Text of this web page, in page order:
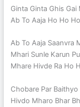
Ginta Ginta Ghis Gai
Ab To Aaja Ho Ho
Ab To Aaja Saanvra
Mhari Sunle Karun
Mhare Hivde Ra
Chobare Par
Hivdo Mharo Bhar